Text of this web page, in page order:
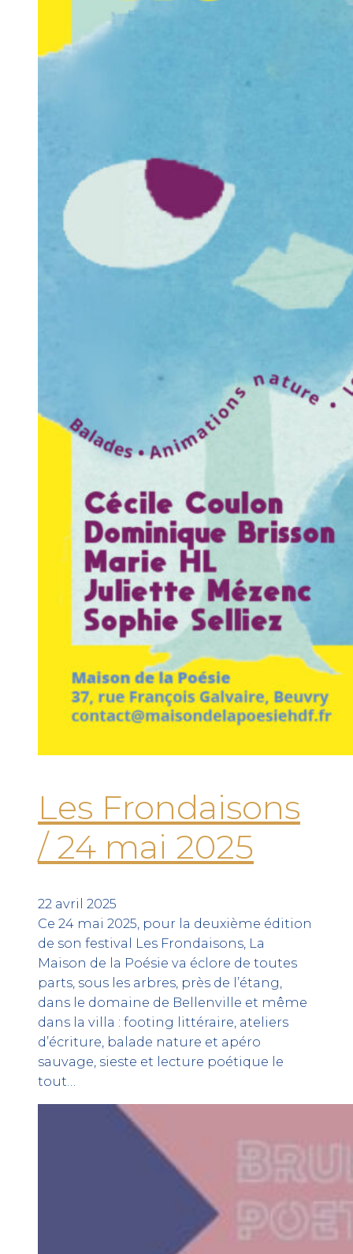
Les Frondaisons
/ 24 mai 2025
22 avril 2025
Ce 24 mai 2025, pour la deuxième édition
de son festival Les Frondaisons, La
Maison de la Poésie va éclore de toutes
parts, sous les arbres, près de l’étang,
dans le domaine de Bellenville et même
dans la villa : footing littéraire, ateliers
d’écriture, balade nature et apéro
sauvage, sieste et lecture poétique le
tout…